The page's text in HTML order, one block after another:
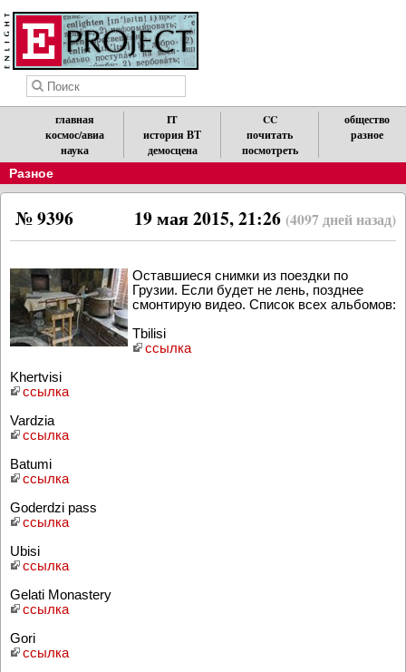
главная
космос/авиа
наука
IT
история ВТ
демосцена
CC
почитать
посмотреть
общество
разное
Разное
19 мая 2015, 21:26 (4097 дней назад)
№ 9396
Оставшиеся снимки из поездки по
Грузии. Если будет не лень, позднее
смонтирую видео. Список всех альбомов:
Tbilisi
ссылка
Khertvisi
ссылка
Vardzia
ссылка
Batumi
ссылка
Goderdzi pass
ссылка
Ubisi
ссылка
Gelati Monastery
ссылка
Gori
ссылка